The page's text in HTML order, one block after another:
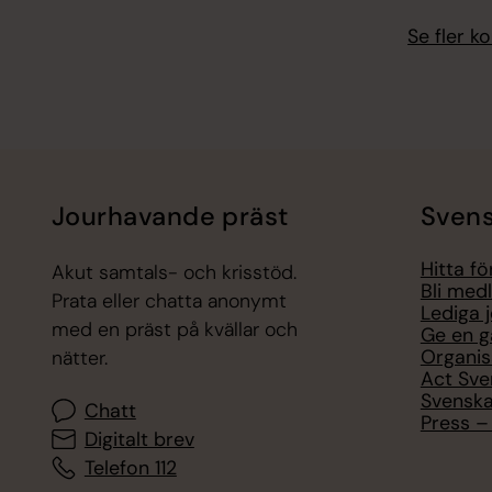
Se fler
Jourhavande präst
Akut samtals- och krisstöd.
Prata eller chatta anonymt
med en präst på kvällar och
nätter.
Chatt
Digitalt brev
Telefon 112
Hitta
Bli
Lediga
Ge en
Act
Press